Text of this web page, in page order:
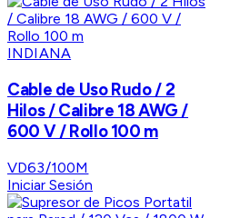
INDIANA
Cable de Uso Rudo / 2
Hilos / Calibre 18 AWG /
600 V / Rollo 100 m
VD63/100M
Iniciar Sesión